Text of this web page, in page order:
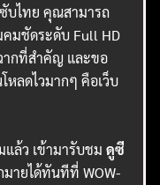
บไทย คุณสามารถ
คมชัดระดับ Full HD
ากที่สำคัญ และขอ
หลดไวมากๆ คือเว็บ
ล้ว เข้ามารับชมดูซี
ายได้ทันทีที่ WOW-